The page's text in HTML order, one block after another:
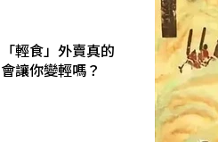
「輕食」外賣真的
會讓你變輕嗎？